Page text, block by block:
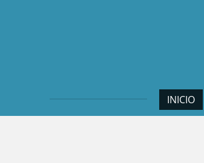
INICIO